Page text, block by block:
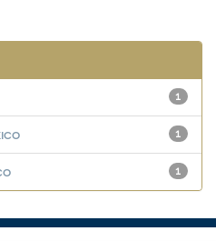
1
1
1